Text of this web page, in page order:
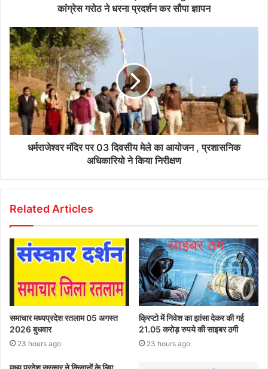
कांग्रेस गरोठ ने धरना प्रदर्शन कर सौपा ज्ञापन
धर्मराजेश्वर मंदिर पर 03 दिवसीय मेले का आयोजन , प्रशासनिक
अधिकारियो ने किया निरीक्षण
Related Articles
समाचार मध्यप्रदेश रतलाम 05 अगस्त
2026 बुधवार
23 hours ago
क्रिप्टो में निवेश का झांसा देकर की गई
21.05 करोड़ रुपये की साइबर ठगी
23 hours ago